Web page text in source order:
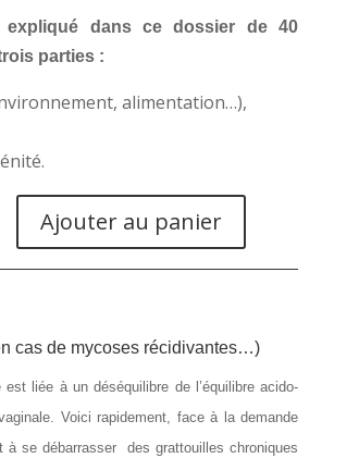
expliqué dans ce dossier de 40
parties :
alimentation…),
Ajouter au panier
cas de mycoses récidivantes…)
liée à un déséquilibre de l’équilibre acido-
Voici rapidement, face à la demande
se débarrasser des grattouilles chroniques